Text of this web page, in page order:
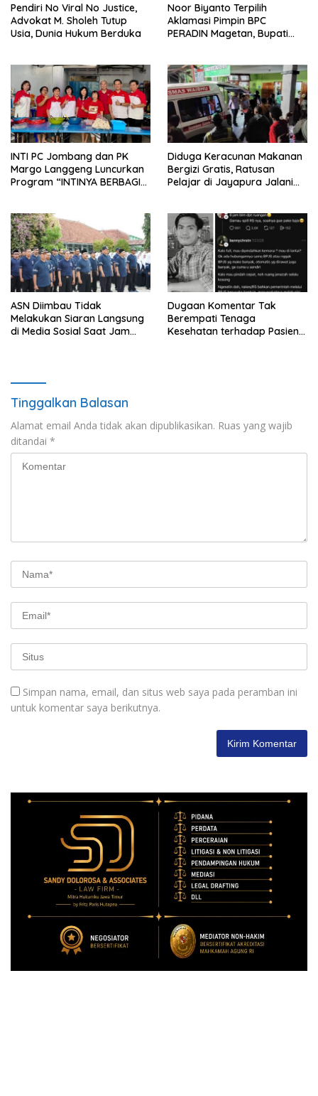
Pendiri No Viral No Justice,
Advokat M. Sholeh Tutup
Usia, Dunia Hukum Berduka
Noor Biyanto Terpilih
Aklamasi Pimpin BPC
PERADIN Magetan, Bupati
INTI PC Jombang dan PK
Margo Langgeng Luncurkan
Program “INTINYA BERBAGI”,
Diduga Keracunan Makanan
Bergizi Gratis, Ratusan
Pelajar di Jayapura Jalani
ASN Diimbau Tidak
Melakukan Siaran Langsung
di Media Sosial Saat Jam
Dugaan Komentar Tak
Berempati Tenaga
Kesehatan terhadap Pasien
Tinggalkan Balasan
Alamat email Anda tidak akan dipublikasikan. Ruas yang wajib
ditandai *
Simpan nama, email, dan situs web saya pada peramban ini
untuk komentar saya berikutnya.